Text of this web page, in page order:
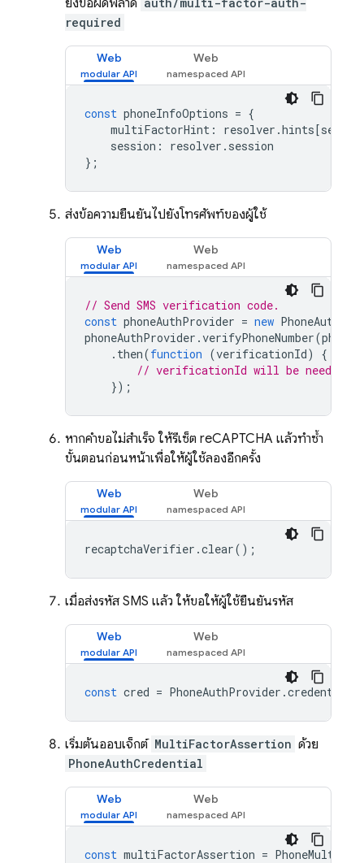
ยังข้อผิดพลาด
required
Web Web
const phoneInfoOptions = {
multiFactorHint : resolver .hints[
session : resolver . session
};
ส่งข้อความยืนยันไปยังโทรศัพท์ของผู้ใช้
Web Web
// Send SMS verification code.
const phoneAuthProvider = new
phoneAuthProvider .verifyPhoneNumber(
. then(function (verificationId)
{
// verificationId will be needed
});
หากคำขอไม่สำเร็จ ให้รีเซ็ต reCAPTCHA แล้วทำซ้ำ
ขั้นตอนก่อนหน้าเพื่อให้ผู้ใช้ลองอีกครั้ง
Web Web
recaptchaVerifier .clear();
เมื่อส่งรหัส SMS แล้ว ให้ขอให้ผู้ใช้ยืนยันรหัส
Web Web
const cred = PhoneAuthProvider .credential
เริ่มต้นออบเจ็กต์ MultiFactorAssertion ด้วย
PhoneAuthCredential
Web Web
const multiFactorAssertion =